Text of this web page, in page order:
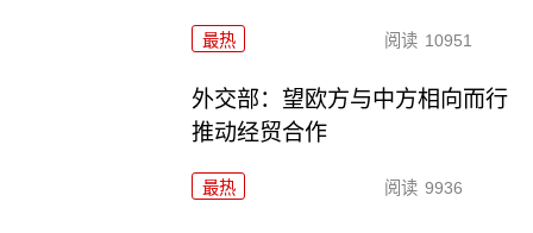
最热 阅读 10951
外交部：望欧方与中方相向而行
推动经贸合作
最热 阅读 9936